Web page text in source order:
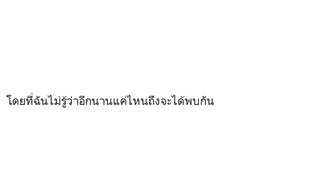
โดยที่ฉันไม่รู้ว่าอีกนานแค่ไหนถึงจะได้พบกัน